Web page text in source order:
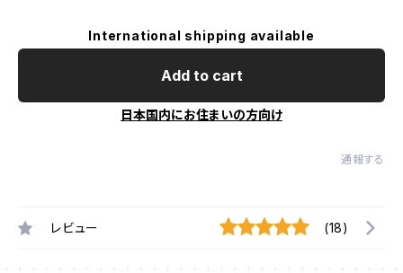
International shipping available
Add to cart
日本国内にお住まいの方向け
通報する
レビュー (18)